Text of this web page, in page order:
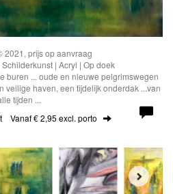
2021, prijs op aanvraag
| Acryl | Op doek
buren ... oude en nieuwe pelgrimswegen
veilige haven, een tijdelijk onderdak ...van
tijden ...
Vanaf € 2,95 excl. porto